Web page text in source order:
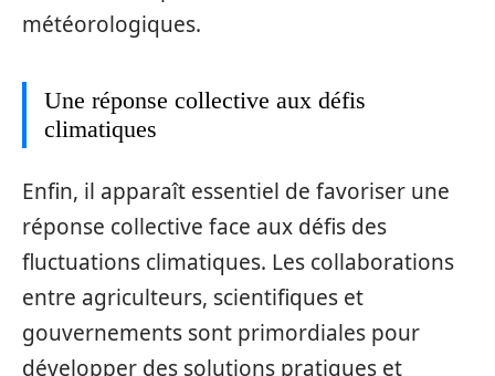
météorologiques.
Une réponse collective aux défis
climatiques
Enfin, il apparaît essentiel de favoriser une
réponse collective face aux défis des
fluctuations climatiques. Les collaborations
entre agriculteurs, scientifiques et
gouvernements sont primordiales pour
développer des solutions pratiques et